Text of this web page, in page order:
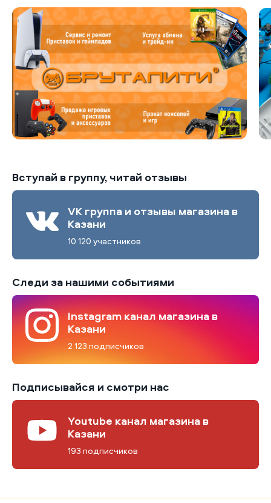
Вступай в группу, читай отзывы
VK группа и отзывы магазина в
Казани
10 120 участников
Следи за нашими событиями
Instagram канал магазина в
Казани
2 123 подписчиков
Подписывайся и смотри нас
Youtube канал магазина в
Казани
193 подписчиков